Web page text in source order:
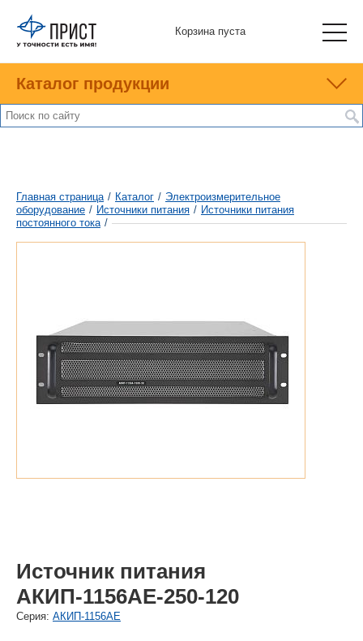
Корзина пуста
Каталог продукции
Главная страница / Каталог / Электроизмерительное
оборудование / Источники питания / Источники питания
постоянного тока /
Источник питания
АКИП-1156АЕ-250-120
Cерия: АКИП-1156АЕ